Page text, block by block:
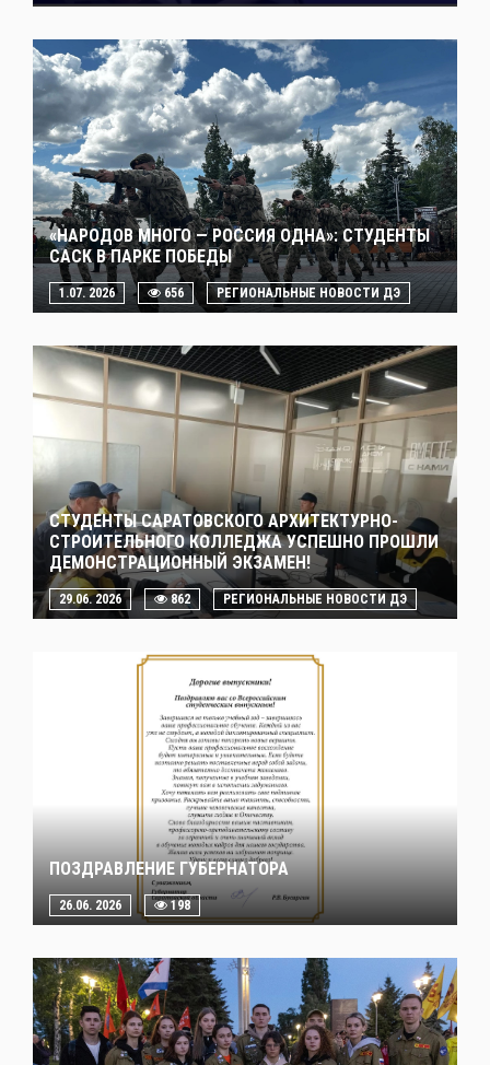
«НАРОДОВ МНОГО — РОССИЯ ОДНА»: СТУДЕНТЫ
САСК В ПАРКЕ ПОБЕДЫ
1.07. 2026 656 РЕГИОНАЛЬНЫЕ НОВОСТИ ДЭ
СТУДЕНТЫ САРАТОВСКОГО АРХИТЕКТУРНО-
СТРОИТЕЛЬНОГО КОЛЛЕДЖА УСПЕШНО ПРОШЛИ
ДЕМОНСТРАЦИОННЫЙ ЭКЗАМЕН!
29.06. 2026 862 РЕГИОНАЛЬНЫЕ НОВОСТИ ДЭ
ПОЗДРАВЛЕНИЕ ГУБЕРНАТОРА
26.06. 2026 198